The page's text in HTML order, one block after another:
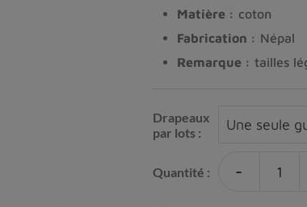
Matière : coton
Fabrication : Népal
Remarque : tailles
Drapeaux
par lots :
Quantité : -